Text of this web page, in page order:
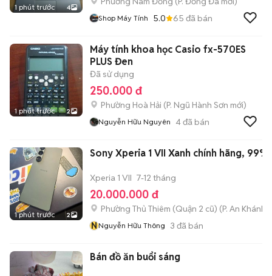
1 phút trước 4
Shop Máy Tính 5.0 65 đã bán
1 phút trước 2
Máy tính khoa học Casio fx-570ES
PLUS Đen
Đã sử dụng
250.000 đ
Phường Hoà Hải (P. Ngũ Hành Sơn mới)
Nguyễn Hữu Nguyên 4đã bán
1 phút trước 2
Sony Xperia 1 VII Xanh chính hãng, 99%
Xperia 1 VII 7-12 tháng
20.000.000 đ
Phường Thủ Thiêm (Quận 2 cũ) (P. An Khánh
NNguyễn Hữu Thông 3 đã bán
Bán đồ ăn buổi sáng